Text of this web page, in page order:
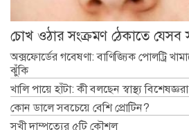
চোখ ওঠার সংক্রমণ ঠেকাতে যেসব
অক্সফোর্ডের গবেষণা: বাণিজ্যিক পোলট্রি
ঝুঁকি
খালি পায়ে হাঁটা: কী বলছেন স্বাস্থ্য
কোন ডালে সবচেয়ে বেশি প্রোটিন?
সুখী দাম্পত্যের ৫টি কৌশল